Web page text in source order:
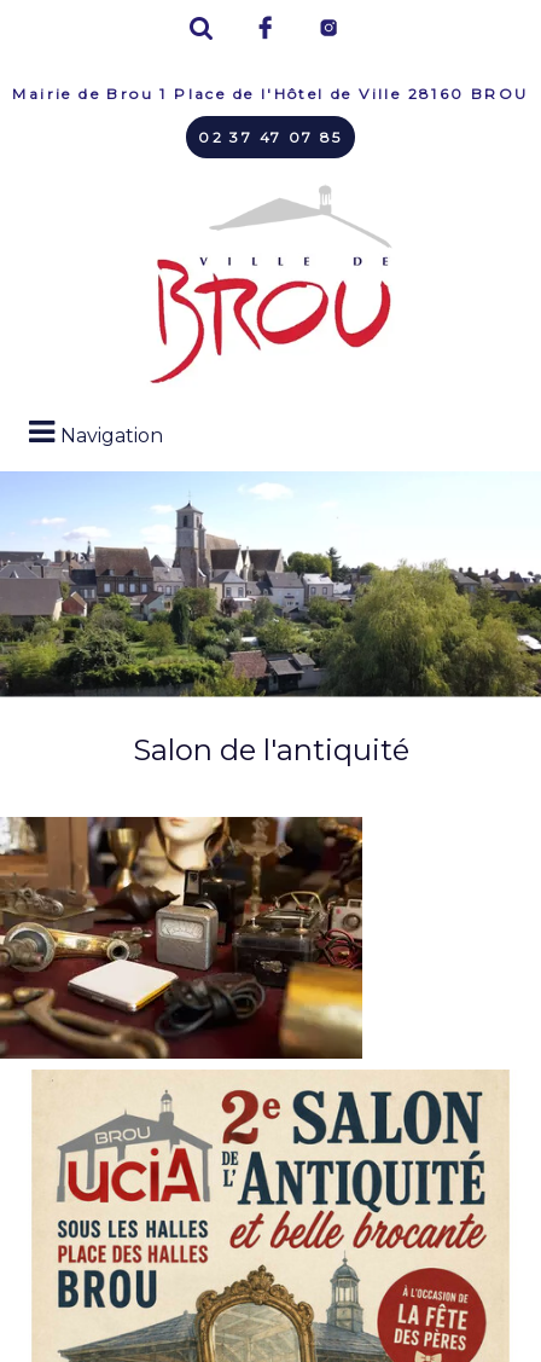
Mairie de Brou 1 Place de l'Hôtel de Ville 28160 BROU
02 37 47 07 85
Navigation
Salon de l'antiquité